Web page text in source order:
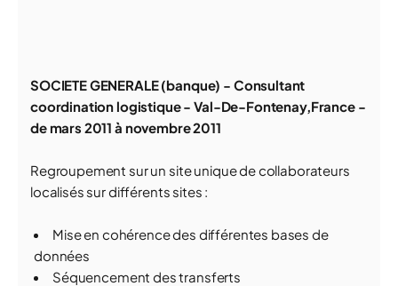
SOCIETE GENERALE (banque) - Consultant
coordination logistique - Val-De-Fontenay,France -
de mars 2011 à novembre 2011
Regroupement sur un site unique de collaborateurs
localisés sur différents sites :
Mise en cohérence des différentes bases de
données
Séquencement des transferts